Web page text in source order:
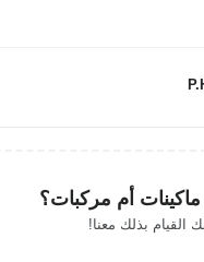
ماكينات أم مركبات؟
القيام بذلك معنا!